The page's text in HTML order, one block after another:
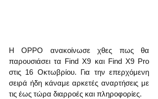
Η OPPO ανακοίνωσε χθες πως θα
παρουσιάσει τα Find X9 και Find X9 Pro
στις 16 Οκτωβρίου. Για την επερχόμενη
σειρά ήδη κάναμε αρκετές αναρτήσεις με
τις έως τώρα διαρροές και πληροφορίες.